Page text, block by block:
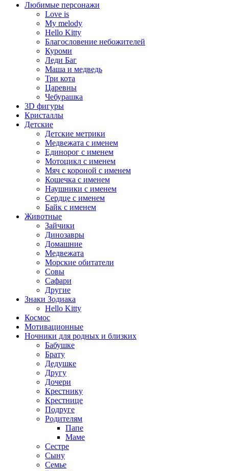
Любимые персонажи
Love is
My melody
Hello Kitty
Благословение небожителей
Куроми
Леди Баг
Маша и медведь
Три кота
Царевны
Чебурашка
3D фигуры
Кристаллы
Детские
Детские метрики
Медвежата с именем
Единорог с именем
Мотоцикл с именем
Мяч с короной с именем
Кошечка с именем
Наушники с именем
Сердце с именем
Байк с именем
Животные
Зайчики
Динозавры
Домашние
Медвежата
Морские обитатели
Совы
Сафари
Другие
Знаки Зодиака
Hello Kitty
Космос
Мотивационные
Ночники для родных и близких
Бабушке
Брату
Дедушке
Другу
Дочери
Крестнику
Крестнице
Подруге
Родителям
Папе
Маме
Сестре
Сыну
Семье